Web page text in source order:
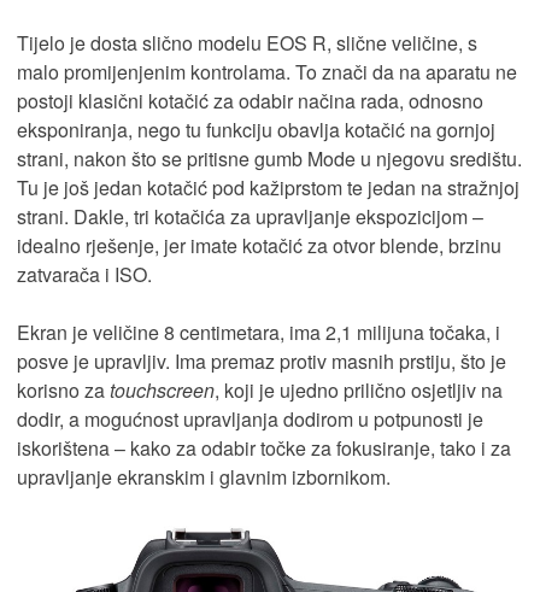
Tijelo je dosta slično modelu EOS R, slične veličine, s
malo promijenjenim kontrolama. To znači da na aparatu ne
postoji klasični kotačić za odabir načina rada, odnosno
eksponiranja, nego tu funkciju obavlja kotačić na gornjoj
strani, nakon što se pritisne gumb Mode u njegovu središtu.
Tu je još jedan kotačić pod kažiprstom te jedan na stražnjoj
strani. Dakle, tri kotačića za upravljanje ekspozicijom –
idealno rješenje, jer imate kotačić za otvor blende, brzinu
zatvarača i ISO.
Ekran je veličine 8 centimetara, ima 2,1 milijuna točaka, i
posve je upravljiv. Ima premaz protiv masnih prstiju, što je
korisno zatouchscreen, koji je ujedno prilično osjetljiv na
dodir, a mogućnost upravljanja dodirom u potpunosti je
iskorištena – kako za odabir točke za fokusiranje, tako i za
upravljanje ekranskim i glavnim izbornikom.